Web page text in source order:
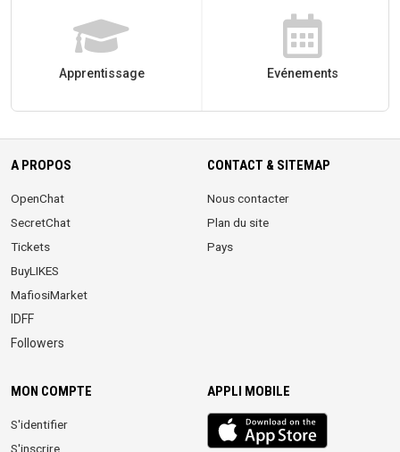
Apprentissage Evénements
A PROPOS
OpenChat
SecretChat
Tickets
BuyLIKES
MafiosiMarket
IDFF
Followers
CONTACT & SITEMAP
Nous contacter
Plan du site
Pays
MON COMPTE
S'identifier
S'inscrire
APPLI MOBILE
iOS
app